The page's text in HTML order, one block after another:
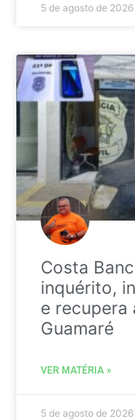
5 de agosto de 2026
Costa
inquérito,
e recupera
Guamaré
VER MATÉRIA »
5 de agosto de 2026